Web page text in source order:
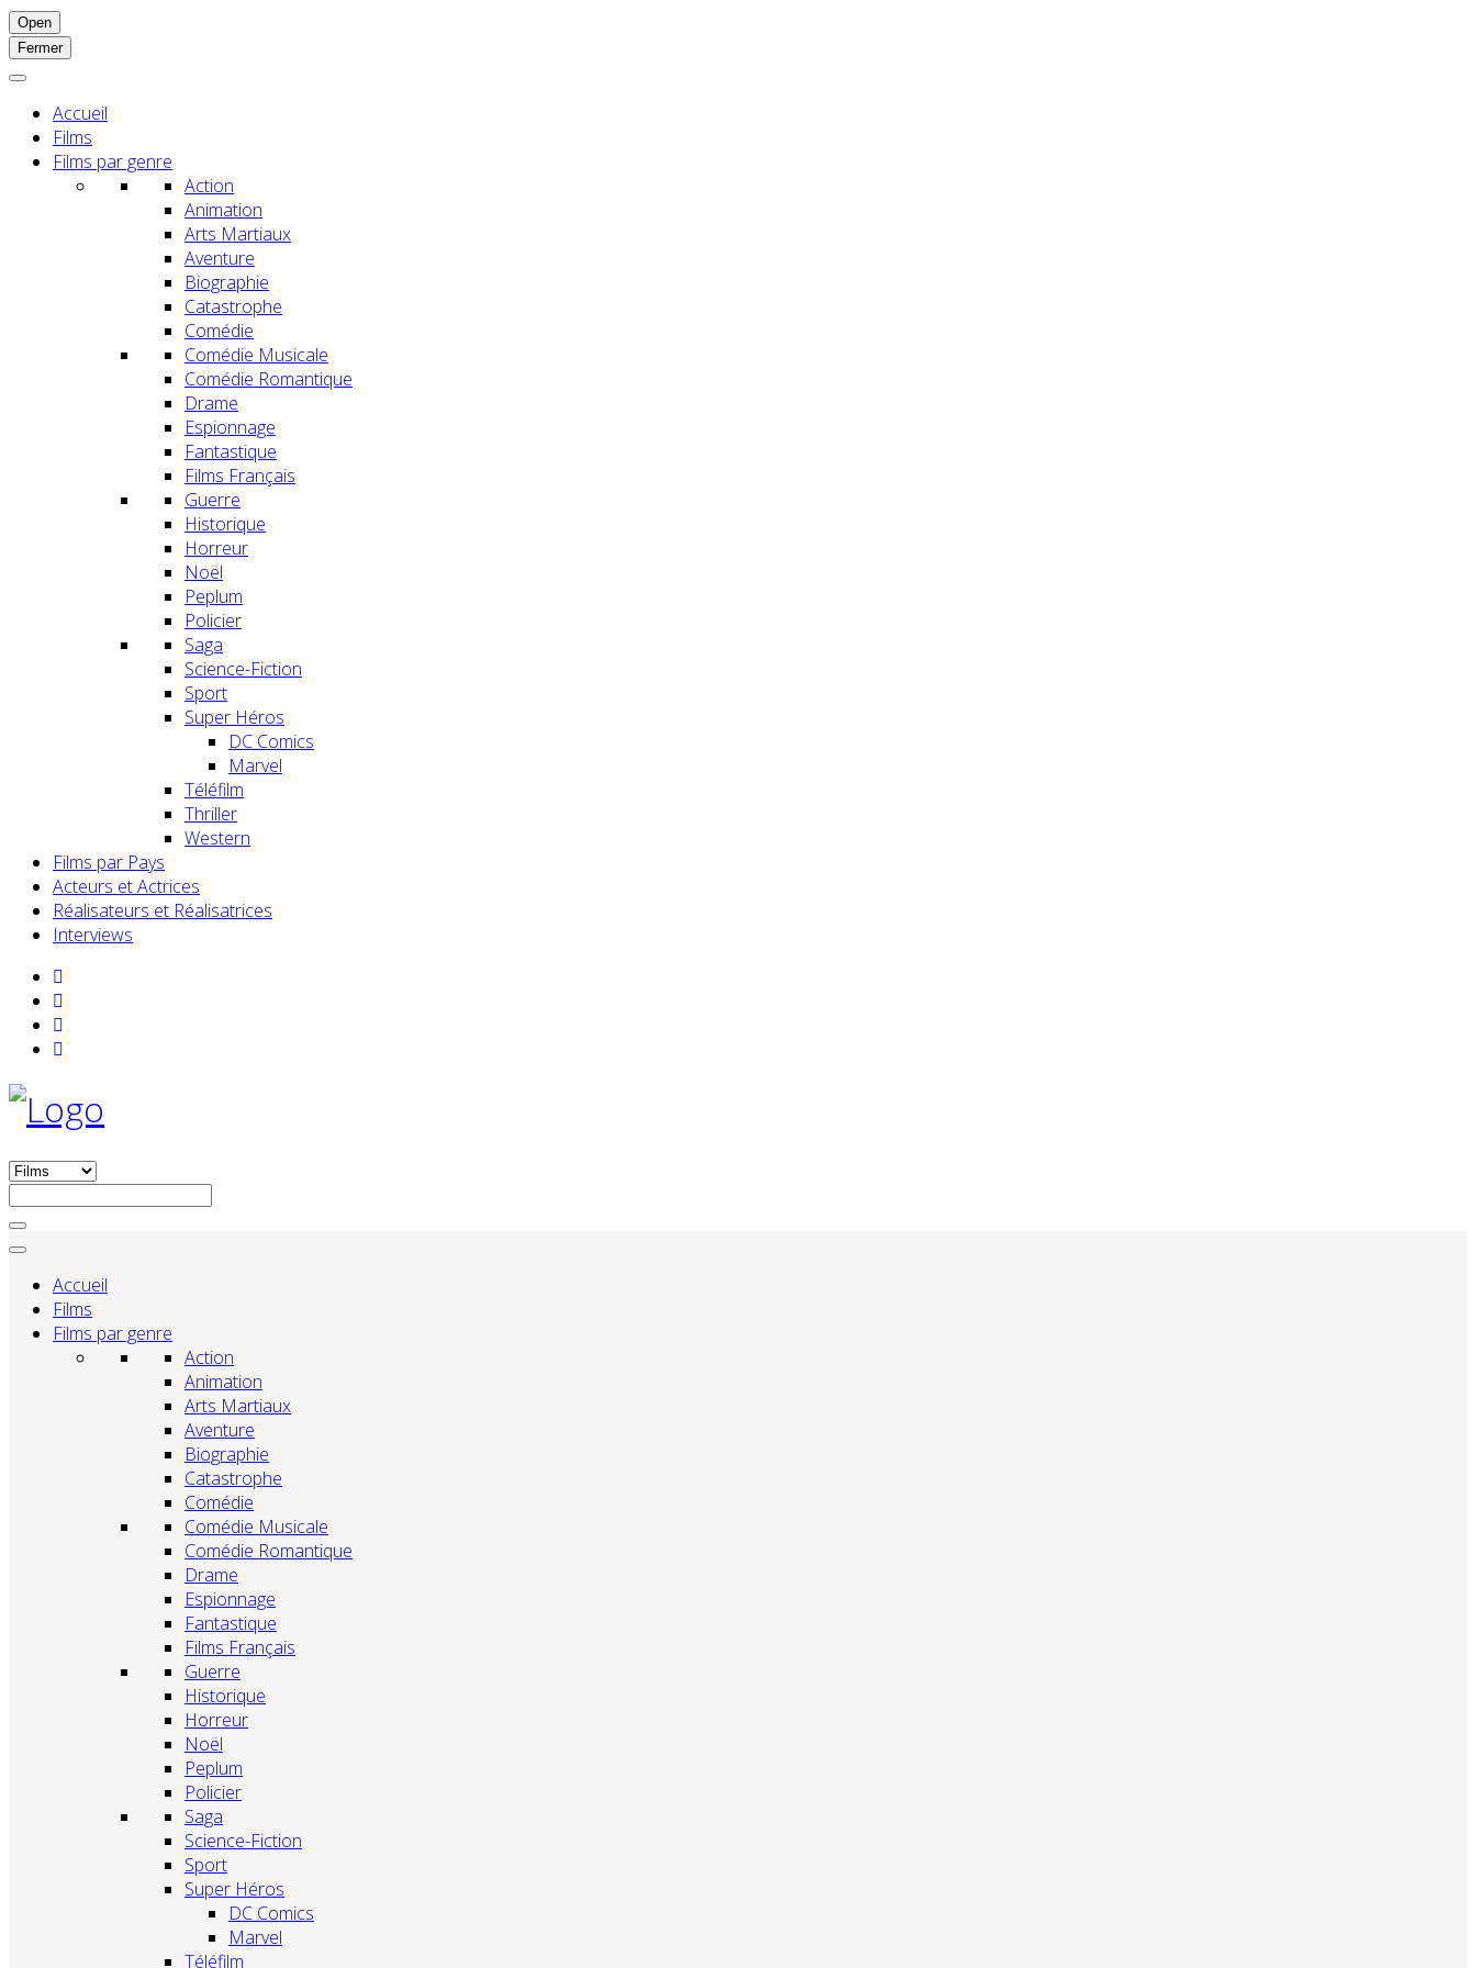
Open
Fermer
Accueil
Films
Films par genre
Action
Animation
Arts Martiaux
Aventure
Biographie
Catastrophe
Comédie
Comédie Musicale
Comédie Romantique
Drame
Espionnage
Fantastique
Films Français
Guerre
Historique
Horreur
Noël
Peplum
Policier
Saga
Science-Fiction
Sport
Super Héros
DC Comics
Marvel
Téléfilm
Thriller
Western
Films par Pays
Acteurs et Actrices
Réalisateurs et Réalisatrices
Interviews
Accueil
Films
Films par genre
Action
Animation
Arts Martiaux
Aventure
Biographie
Catastrophe
Comédie
Comédie Musicale
Comédie Romantique
Drame
Espionnage
Fantastique
Films Français
Guerre
Historique
Horreur
Noël
Peplum
Policier
Saga
Science-Fiction
Sport
Super Héros
DC Comics
Marvel
Téléfilm